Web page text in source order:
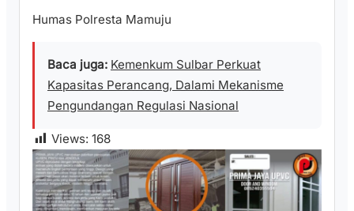
Humas Polresta Mamuju
Baca juga: Kemenkum Sulbar Perkuat
Kapasitas Perancang, Dalami Mekanisme
Pengundangan Regulasi Nasional
Views: 168